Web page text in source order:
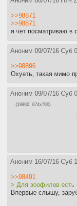
>>98871
>>98871
я чет посматриваю в
Аноним 09/07/16 Суб
>>98896
Охуеть, такая мимо
Аноним 09/07/16 Суб
(199Кб, 874x700)
Аноним 16/07/16 Суб
>>98491
> Для зоофилов есть
Впервые слышу,